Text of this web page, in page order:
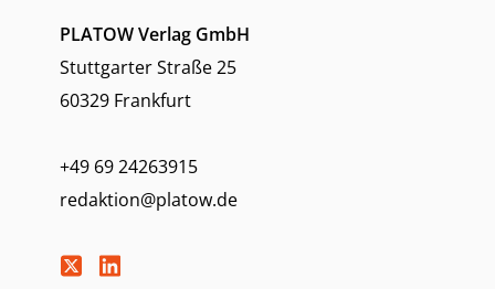
PLATOW Verlag GmbH
Stuttgarter Straße 25
60329 Frankfurt
+49 69 24263915
redaktion@platow.de